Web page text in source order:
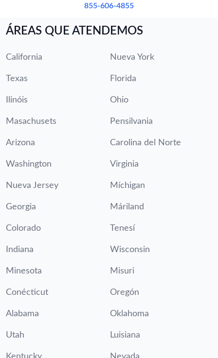
855-606-4855
ÁREAS QUE ATENDEMOS
California Nueva York
Texas Florida
Ilinóis Ohio
Masachusets Pensilvania
Arizona Carolina del Norte
Washington Virginia
Nueva Jersey Míchigan
Georgia Máriland
Colorado Tenesí
Indiana Wisconsin
Minesota Misuri
Conécticut Oregón
Alabama Oklahoma
Utah Luisiana